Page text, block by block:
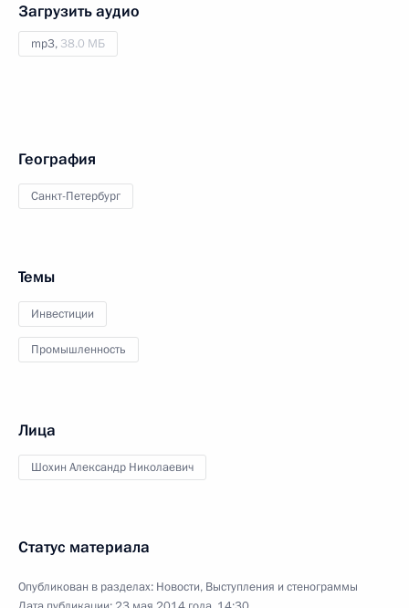
Загрузить аудио
mp3, 38.0 МБ
География
Санкт-Петербург
Темы
Инвестиции
Промышленность
Лица
Шохин Александр Николаевич
Статус материала
Опубликован в разделах: Новости, Выступления и стенограммы